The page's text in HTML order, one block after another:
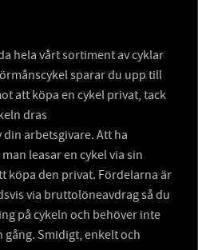
hela vårt sortiment av cyklar
sparar du upp till
att köpa en cykel privat, tack
dras
arbetsgivare. Att ha
leasar en cykel via sin
köpa den privat. Fördelarna är
via bruttolöneavdrag så du
på cykeln och behöver inte
gång. Smidigt, enkelt och